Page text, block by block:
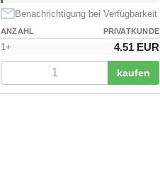
Benachrichtigung bei Verfügbarkeit
ANZAHL PRIVATKUNDE
1+ 4.51 EUR
kaufen